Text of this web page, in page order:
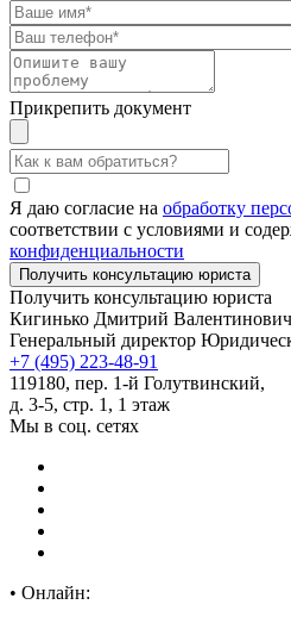
Прикрепить документ
Я даю согласие на обработку
соответствии с условиями и
конфиденциальности
Получить консультацию юриста
Кигинько Дмитрий Валентинович
Генеральный директор
+7 (495) 223-48-91
119180, пер. 1-й Голутвинский,
д. 3-5, стр. 1, 1 этаж
Мы в соц. сетях
• Онлайн: